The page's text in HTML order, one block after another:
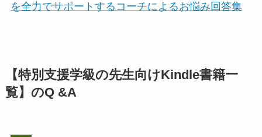
を全力でサポートするコーチによるお悩み回答集
【特別支援学級の先生向けKindle書籍一
覧】のQ &A